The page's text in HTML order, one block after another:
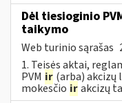
Dėl tiesioginio
taikymo
Web turinio sąrašas
1. Teisės aktai,
PVM ir (arba) akcizų
mokesčio irakcizų